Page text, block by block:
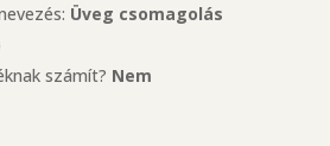
Üveg csomagolás
számít? Nem